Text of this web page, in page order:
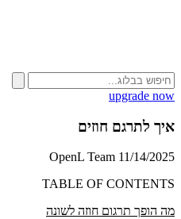
upgrade now
איך לתרגם חוזים
OpenL Team 11/14/2025
TABLE OF CONTENTS
מה הופך תרגום חוזה לשונה